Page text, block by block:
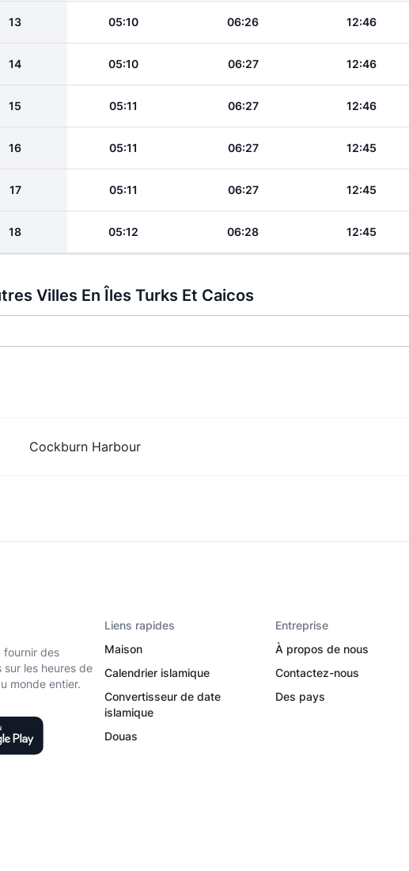
13 05:10 06:26 12:46
14 05:10 06:27 12:46
15 05:11 06:27 12:46
16 05:11 06:27 12:45
17 05:11 06:27 12:45
18 05:12 06:28 12:45
Villes En Îles Turks Et Caicos
Cockburn Harbour
fournir des
les heures de
monde entier.
Liens rapides
Maison
Calendrier islamique
Convertisseur de date
islamique
Douas
Entreprise
À propos de nous
Contactez-nous
Des pays